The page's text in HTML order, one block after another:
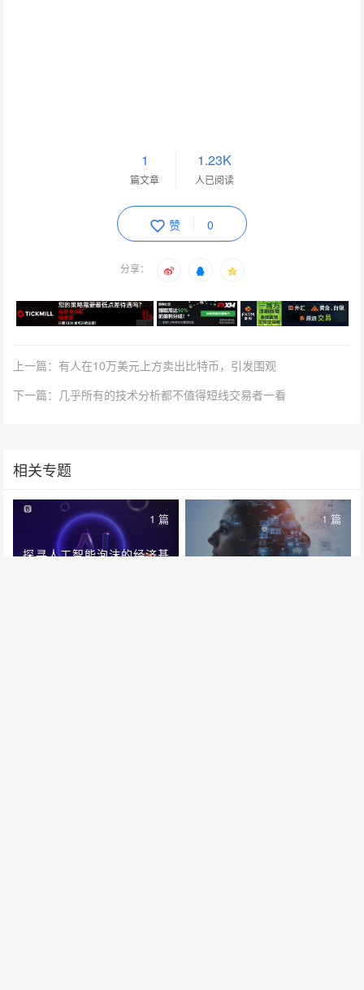
1
篇文章
1.23K
人已阅读
赞 0
分享：
上一篇：有人在10万美元上方卖出比特币，引发围观
下一篇：几乎所有的技术分析都不值得短线交易者一看
相关专题
探寻人工智能泡沫的经济基
1 篇 1 篇